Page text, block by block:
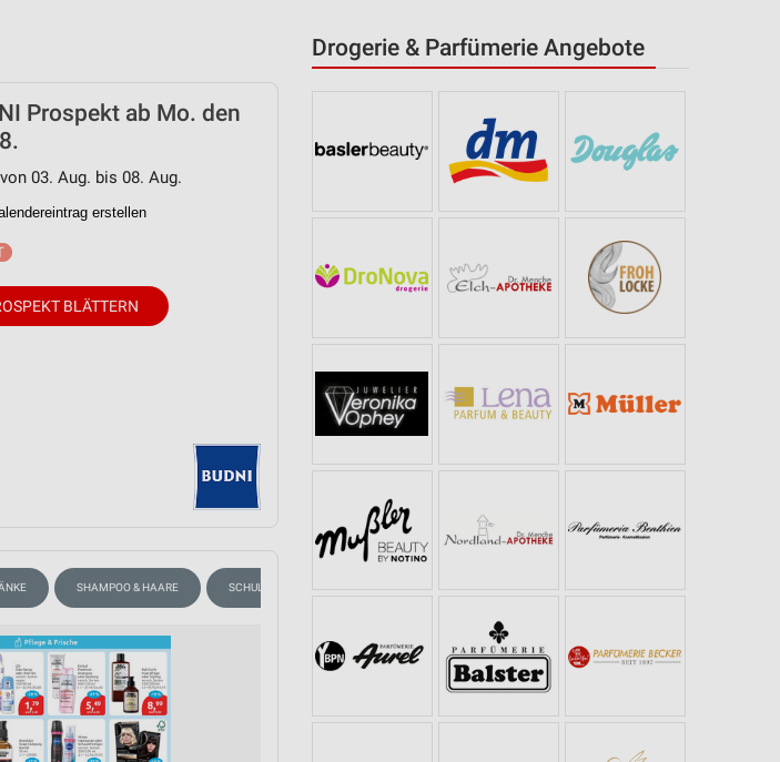
Drogerie & Parfümerie Angebote
Prospekt ab Mo. den
03. Aug. bis 08. Aug.
erstellen
BLÄTTERN
SHAMPOO & HAARE SCHULANFANG